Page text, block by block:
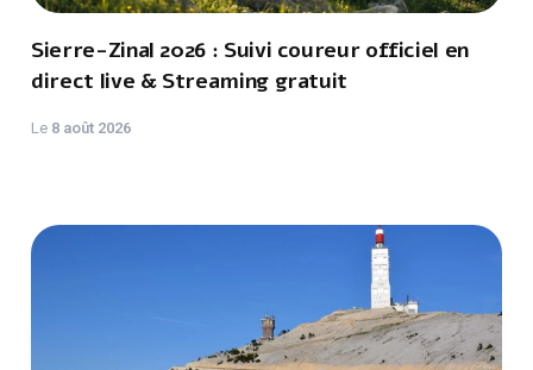
Sierre-Zinal 2026 : Suivi coureur officiel en
direct live & Streaming gratuit
Le 8 août 2026